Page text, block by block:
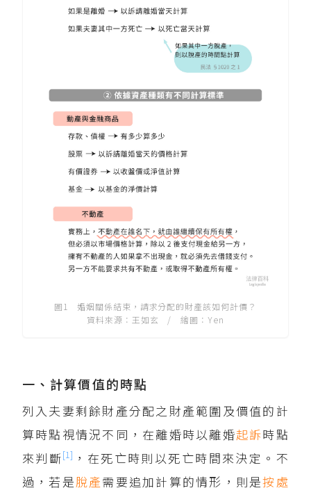
圖1 婚姻關係結束，請求分配的財產該如何計價？
資料來源：王如玄 / 繪圖：Yen
一、計算價值的時點
列入夫妻剩餘財產分配之財產範圍及價值的計
算時點視情況不同，在離婚時以離婚起訴時點
來判斷[1] ，在死亡時則以死亡時間來決定。不
過，若是脫產需要追加計算的情形，則是按處